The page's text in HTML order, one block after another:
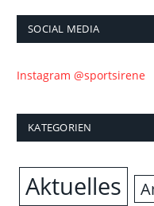
SOCIAL MEDIA
Instagram @sportsirene
KATEGORIEN
Aktuelles